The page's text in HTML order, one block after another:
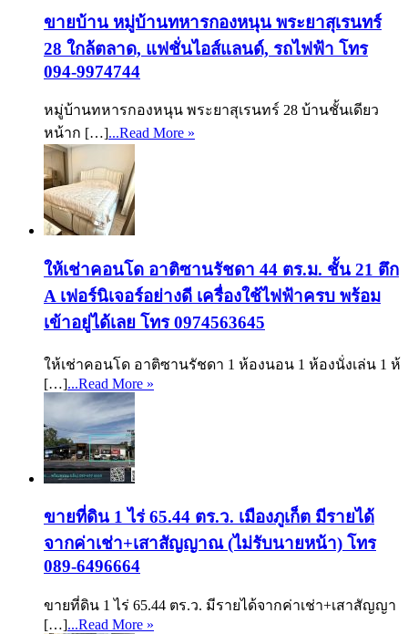
ขายบ้าน หมู่บ้านทหารกองหนุน พระยาสุเรนทร์
28 ใกล้ตลาด, แฟชั่นไอส์แลนด์, รถไฟฟ้า โทร
094-9974744
หมู่บ้านทหารกองหนุน พระยาสุเรนทร์ 28 บ้านชั้นเดียว
หน้าก […]...Read More »
ให้เช่าคอนโด อาติซานรัชดา 44 ตร.ม. ชั้น 21 ตึก
A เฟอร์นิเจอร์อย่างดี เครื่องใช้ไฟฟ้าครบ พร้อม
เข้าอยู่ได้เลย โทร 0974563645
ให้เช่าคอนโด อาติซานรัชดา 1 ห้องนอน 1 ห้องนั่งเล่น 1 ห้
[…]...Read More »
ขายที่ดิน 1 ไร่ 65.44 ตร.ว. เมืองภูเก็ต มีรายได้
จากค่าเช่า+เสาสัญญาณ (ไม่รับนายหน้า) โทร
089-6496664
ขายที่ดิน 1 ไร่ 65.44 ตร.ว. มีรายได้จากค่าเช่า+เสาสัญญา
[…]...Read More »